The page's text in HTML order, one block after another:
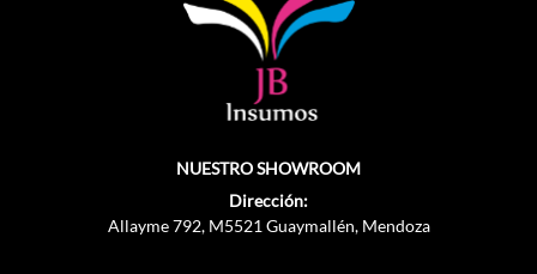
NUESTRO SHOWROOM
Dirección:
Allayme 792, M5521 Guaymallén, Mendoza